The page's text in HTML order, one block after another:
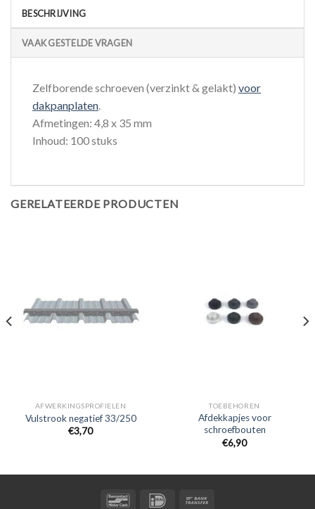
BESCHRIJVING
VAAK GESTELDE VRAGEN
Zelfborende schroeven (verzinkt & gelakt) voor
dakpanplaten.
Afmetingen: 4,8 x 35 mm
Inhoud: 100 stuks
GERELATEERDE PRODUCTEN
AFWERKINGSPROFIELEN
Vulstrook negatief 33/250
€3,70
TOEBEHOREN
Afdekkapjes voor
schroefbouten
€6,90